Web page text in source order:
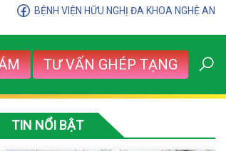
BỆNH VIỆN HỮU NGHỊ ĐA KHOA NGHỆ AN
TƯ VẤN GHÉP TẠNG
TIN NỔI BẬT